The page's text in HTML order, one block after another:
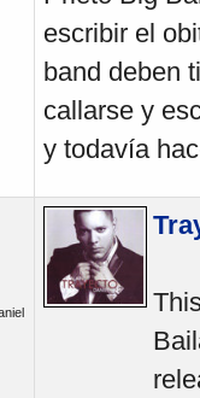
escribir el
band deben
callarse y
y todavía